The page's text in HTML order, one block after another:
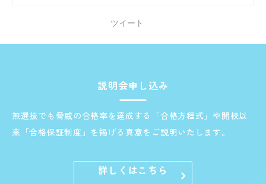
ツイート
説明会申し込み
無選抜でも脅威の合格率を達成する「合格方程式」や開校以
来「合格保証制度」を掲げる真意をご説明いたします。
詳しくはこちら